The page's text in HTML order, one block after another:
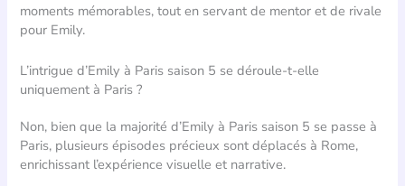
moments mémorables, tout en servant de mentor et de rivale
pour Emily.
L’intrigue d’Emily à Paris saison 5 se déroule-t-elle
uniquement à Paris ?
Non, bien que la majorité d’Emily à Paris saison 5 se passe à
Paris, plusieurs épisodes précieux sont déplacés à Rome,
enrichissant l’expérience visuelle et narrative.